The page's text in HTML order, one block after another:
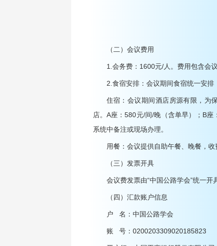
（二）会议费用
1.会务费：1600元/人。费用包含会
2.食宿安排：会议期间食宿统一安排
住宿：会议期间酒店房源有限，为
店。A座：580元/间/晚（含单早）；B
系统中备注或现场办理。
用餐：会议提供自助午餐、晚餐，
（三）发票开具
会议费发票由“中国公路学会”统一
（四）汇款账户信息
户 名：中国公路学会
账 号：0200203309020185823